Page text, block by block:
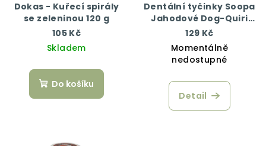
Dokas - Kuřecí spirály
se zeleninou 120 g
105 Kč
Skladem
Do košíku
Dentální tyčinky Soopa
Jahodové Dog-Quiri
100 g
129 Kč
Momentálně
nedostupné
Detail